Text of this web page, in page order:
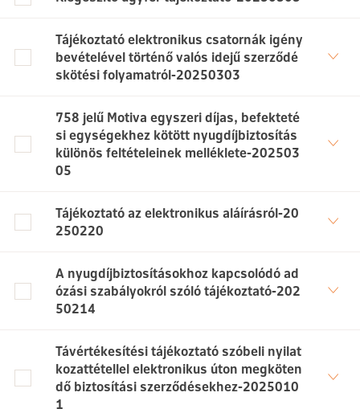
Tájékoztató elektronikus csatornák igény
bevételével történő valós idejű szerződé
skötési folyamatról-20250303
758 jelű Motiva egyszeri díjas, befekteté
si egységekhez kötött nyugdíjbiztosítás
különös feltételeinek melléklete-202503
05
Tájékoztató az elektronikus aláírásról-20
250220
A nyugdíjbiztosításokhoz kapcsolódó ad
ózási szabályokról szóló tájékoztató-202
50214
Távértékesítési tájékoztató szóbeli nyilat
kozattétellel elektronikus úton megköten
dő biztosítási szerződésekhez-2025010
1